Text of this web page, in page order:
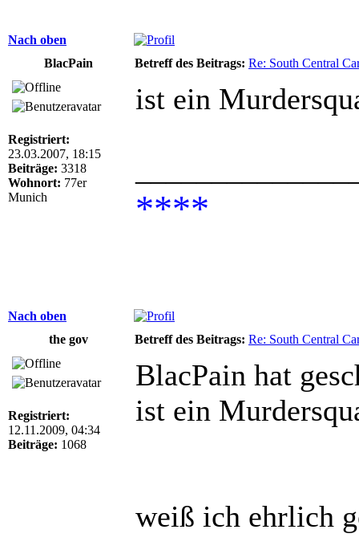
Nach oben
BlacPain
Betreff des Beitrags: Re: South Central
Registriert:
23.03.2007, 18:15
Beiträge: 3318
Wohnort: 77er
Munich
ist ein
****
Nach oben
the gov
Betreff des Beitrags: Re: South Central
Registriert:
12.11.2009, 04:34
Beiträge: 1068
BlacPain hat
ist ein
weiß ich ehrlich